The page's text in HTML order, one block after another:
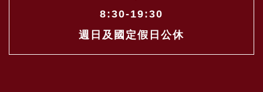
8:30-19:30
週日及國定假日公休